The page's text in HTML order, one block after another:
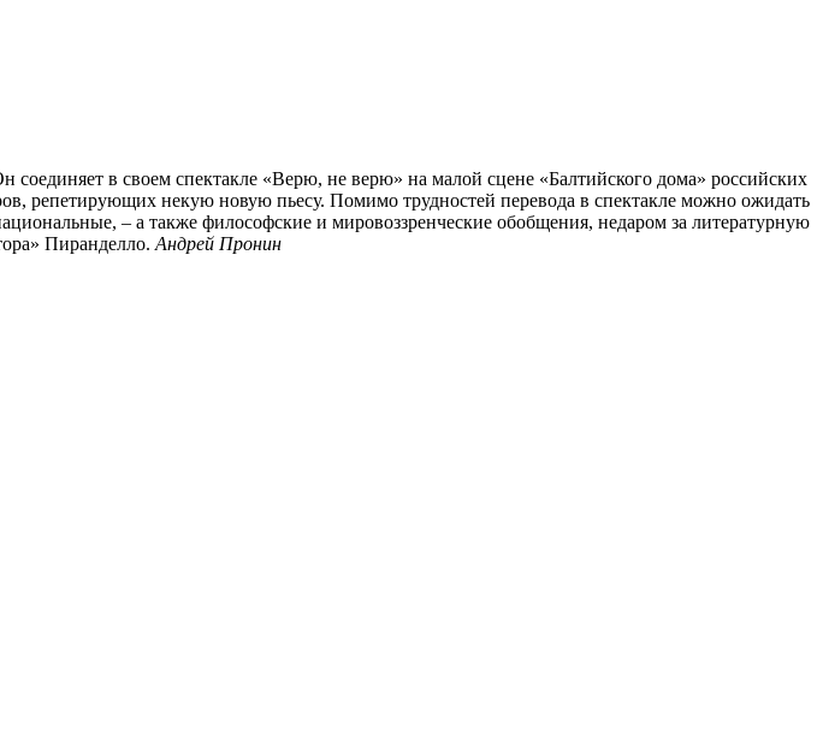
в своем спектакле «Верю, не верю» на малой сцене «Балтийского дома» российских
репетирующих некую новую пьесу. Помимо трудностей перевода в спектакле можно ожидать
– а также философские и мировоззренческие обобщения, недаром за литературную
Пиранделло. Андрей Пронин